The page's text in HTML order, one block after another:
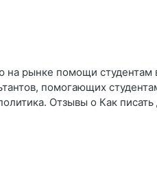
рынке помощи студентам
помогающих
Отзывы о Как